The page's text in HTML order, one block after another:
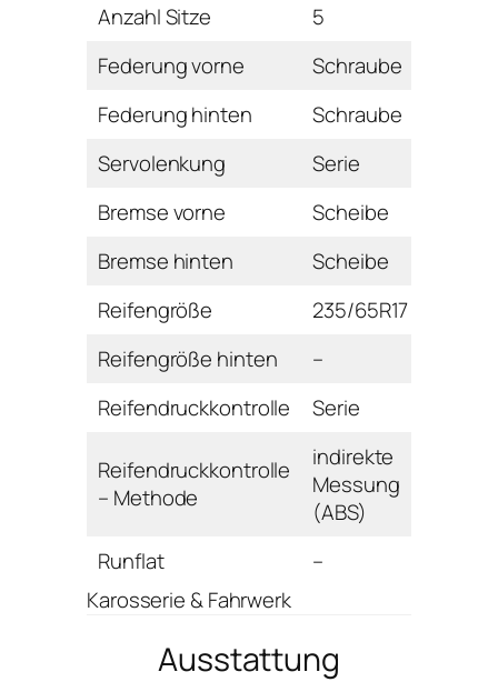
Anzahl Sitze
5
Federung vorne
Schraube
Federung hinten
Schraube
Servolenkung
Serie
Bremse vorne
Scheibe
Bremse hinten
Scheibe
Reifengröße
235/65R17
Reifengröße hinten
–
Reifendruckkontrolle
Serie
Reifendruckkontrolle
– Methode
indirekte
Messung
(ABS)
Runflat
–
Karosserie & Fahrwerk
Ausstattung